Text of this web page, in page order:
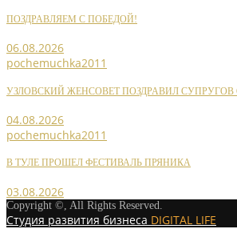
ПОЗДРАВЛЯЕМ С ПОБЕДОЙ!
06.08.2026
pochemuchka2011
УЗЛОВСКИЙ ЖЕНСОВЕТ ПОЗДРАВИЛ СУПРУГОВ
04.08.2026
pochemuchka2011
В ТУЛЕ ПРОШЕЛ ФЕСТИВАЛЬ ПРЯНИКА
03.08.2026
Copyright ©, All Rights Reserved.
Студия развития бизнеса DIGITAL LIFE